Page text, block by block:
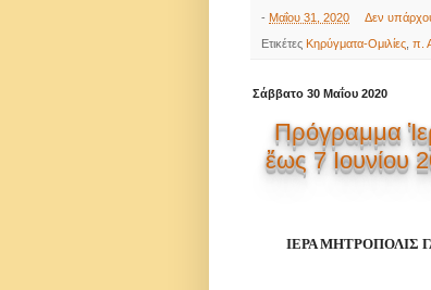
- Μαΐου 31, 2020 Δεν
Ετικέτες Κηρύγματα-Ομιλίες π.
Σάββατο 30 Μαΐου 2020
Πρόγραμμα
ἔως 7 Ιουνίου
ΙΕΡΑ ΜΗΤΡΟΠΟΛΙΣ